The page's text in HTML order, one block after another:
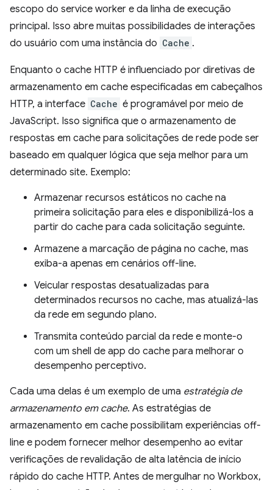
escopo do service worker e da linha de execução
principal. Isso abre muitas possibilidades de interações
do usuário com uma instância do Cache .
Enquanto o cache HTTP é influenciado por diretivas de
armazenamento em cache especificadas em cabeçalhos
HTTP, a interface Cache é programável por meio de
JavaScript. Isso significa que o armazenamento de
respostas em cache para solicitações de rede pode ser
baseado em qualquer lógica que seja melhor para um
determinado site. Exemplo:
Armazenar recursos estáticos no cache na
primeira solicitação para eles e disponibilizá-los a
partir do cache para cada solicitação seguinte.
Armazene a marcação de página no cache, mas
exiba-a apenas em cenários off-line.
Veicular respostas desatualizadas para
determinados recursos no cache, mas atualizá-las
da rede em segundo plano.
Transmita conteúdo parcial da rede e monte-o
com um shell de app do cache para melhorar o
desempenho perceptivo.
Cada uma delas é um exemplo de uma estratégia de
armazenamento em cache. As estratégias de
armazenamento em cache possibilitam experiências off-
line e podem fornecer melhor desempenho ao evitar
verificações de revalidação de alta latência de início
rápido do cache HTTP. Antes de mergulhar no Workbox,